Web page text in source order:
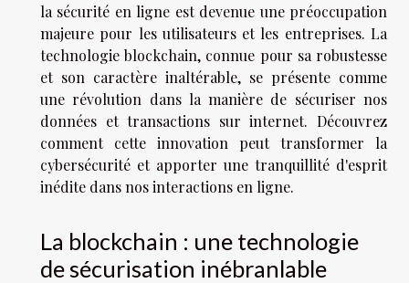
la sécurité en ligne est devenue une préoccupation
majeure pour les utilisateurs et les entreprises. La
technologie blockchain, connue pour sa robustesse
et son caractère inaltérable, se présente comme
une révolution dans la manière de sécuriser nos
données et transactions sur internet. Découvrez
comment cette innovation peut transformer la
cybersécurité et apporter une tranquillité d'esprit
inédite dans nos interactions en ligne.
La blockchain : une technologie
de sécurisation inébranlable